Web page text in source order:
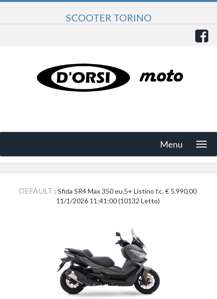
SCOOTER TORINO
Menu
DEFAULT : Sfida SR4 Max 350 eu.5+ Listino f.c. € 5.990,00
11/1/2026 11:41:00(10132 Letto)